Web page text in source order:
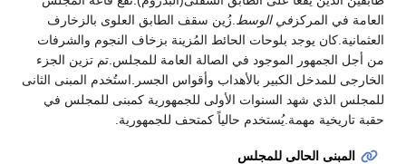
العامة في المركز في الوسط .زُين سقف الطابق العلوى بالزخارف
العثمانية.كان يوجد بلوحات الحائط المُزينة بزخاف النجوم والشرفات
من أجل الجمهور الموجود في الصالة العامة للمجلس.تم تزين الجزء
الخارجى للمدخل الكبير بالأهداب وأقواس الجسر.استُخدم المبنى الثانى
للمجلس الذي شهد السنوات الأولى للجمهورية كمبنى للمجلس في
حقبة تاريخية مهمة.يُستخدم حالياً كمتحف للجمهورية.
المبنى الحالى للمجلس